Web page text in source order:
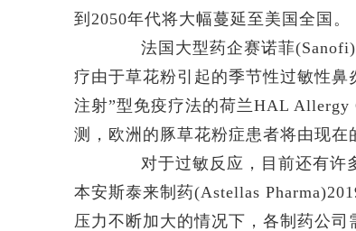
到2050年代将大幅蔓延至美国全国。
法国大型药企赛诺菲(Sanofi)
疗由于草花粉引起的季节性过敏性
注射”型免疫疗法的荷兰HAL Allergy
测，欧洲的豚草花粉症患者将由现在
对于过敏反应，目前还有许多
本安斯泰来制药(Astellas
压力不断加大的情况下，各制药公司